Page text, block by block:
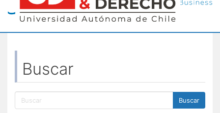
Buscar
artículos